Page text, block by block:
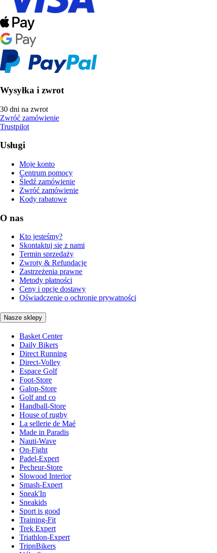
Wysyłka i zwrot
30 dni na zwrot
Zwróć zamówienie
Trustpilot
Usługi
Moje konto
Centrum pomocy
Śledź zamówienie
Zwróć zamówienie
Kody rabatowe
O nas
Kto jesteśmy?
Skontaktuj się z nami
Termin sprzedaży
Zwroty & Refundacje
Zastrzeżenia prawne
Metody płatności
Ceny i opcje dostawy
Oświadczenie o ochronie prywatności
Nasze sklepy
Basket Center
Daily Bikers
Direct Running
Direct-Volley
Espace Golf
Foot-Store
Galop-Store
Golf and co
Handball-Store
House of rugby
La sellerie de Maé
Made in Paradis
Nauti-Wave
On-Fight
Padel-Expert
Pecheur-Store
Slowood Interior
Smash-Expert
Sneak'In
Sneakids
Sport is good
Training-Fit
Trek Expert
Triathlon-Expert
TripnBikers